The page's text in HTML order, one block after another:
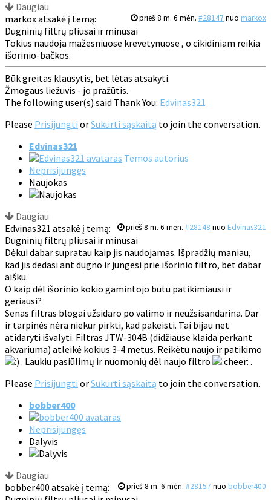
Daugiau
prieš 8 m. 6 mėn. #28147 nuo markox
markox atsakė į temą:
Dugninių filtrų pliusai ir minusai
Tokius naudoja mažesniuose krevetynuose , o cikidiniam reikia
išorinio-bačkos.
Būk greitas klausytis, bet lėtas atsakyti.
Žmogaus liežuvis - jo pražūtis.
The following user(s) said Thank You: Edvinas321
Please Prisijungti orSukurti sąskaitą to join the conversation.
Edvinas321
Temos autorius
Neprisijungęs
Naujokas
Daugiau
prieš 8 m. 6 mėn. #28148 nuo Edvinas321
Edvinas321 atsakė į temą:
Dugninių filtrų pliusai ir minusai
Dėkui dabar supratau kaip jis naudojamas. Išpradžių maniau,
kad jis dedasi ant dugno ir jungesi prie išorinio filtro, bet dabar
aišku.
O kaip dėl išorinio kokio gamintojo butu patikimiausi ir
geriausi?
Senas filtras blogai užsidaro po valimo ir neužsisandarina. Dar
ir tarpinės nėra niekur pirkti, kad pakeisti. Tai bijau net
atidaryti išvalyti. Filtras JTW-304B (didžiause klaida perkant
akvariuma) atleikė kokius 3-4 metus. Reikėtu naujo ir patikimo
. Laukiu pasiūlimų ir nuomonių dėl naujo filtro
.
Please Prisijungti orSukurti sąskaitą to join the conversation.
bobber400
Neprisijungęs
Dalyvis
Daugiau
prieš 8 m. 6 mėn. #28157 nuo bobber400
bobber400 atsakė į temą: